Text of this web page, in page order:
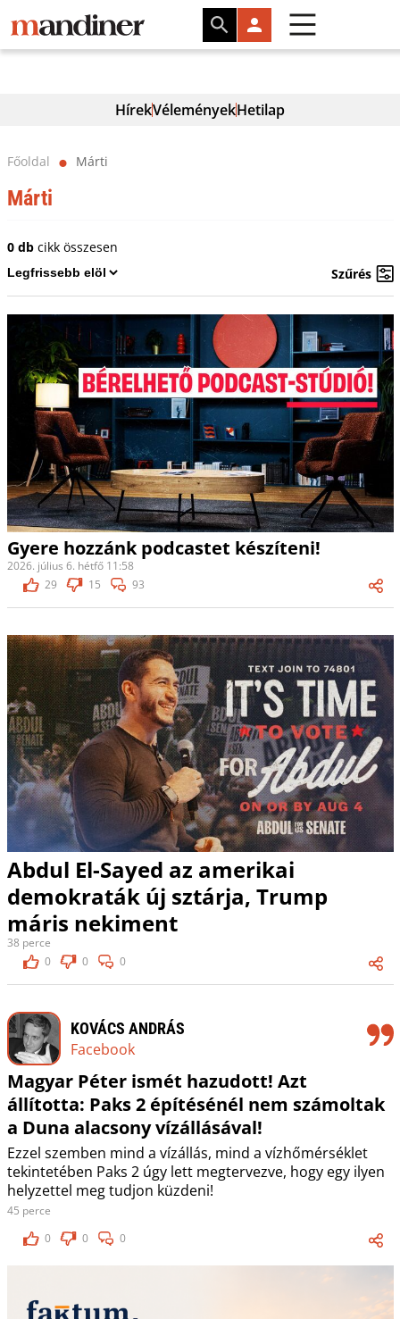
HírekVéleményekHetilap
Főoldal ⬤ Márti
Márti
0 dbcikk összesen
Szűrés
Gyere hozzánk podcastet készíteni!
2026. július 6. hétfő 11:58
29
15 93
Abdul El-Sayed az amerikai
demokraták új sztárja, Trump
máris nekiment
38 perce
0
0 0
KOVÁCS ANDRÁS
Facebook
Magyar Péter ismét hazudott! Azt
állította: Paks 2 építésénél nem számoltak
a Duna alacsony vízállásával!
Ezzel szemben mind a vízállás, mind a vízhőmérséklet
tekintetében Paks 2 úgy lett megtervezve, hogy egy ilyen
helyzettel meg tudjon küzdeni!
45 perce
0
0 0